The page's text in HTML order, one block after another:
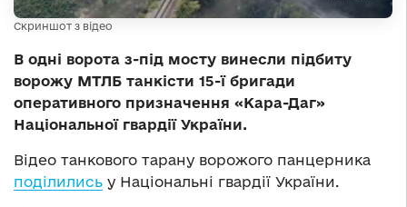
Скриншот з відео
В одні ворота з-під мосту винесли підбиту
ворожу МТЛБ танкісти 15-ї бригади
оперативного призначення «Кара-Даг»
Національної гвардії України.
Відео танкового тарану ворожого панцерника
поділились у Національні гвардії України.